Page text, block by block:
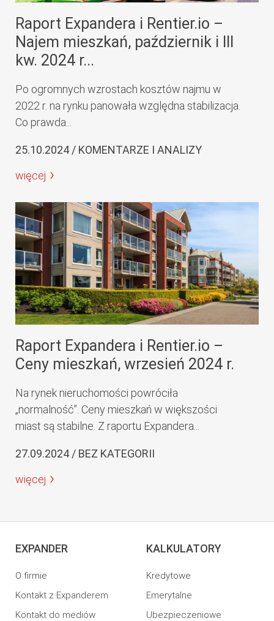
Raport Expandera i Rentier.io –
Najem mieszkań, październik i III
kw. 2024 r...
Po ogromnych wzrostach kosztów najmu w
2022 r. na rynku panowała względna stabilizacja.
Co prawda...
25.10.2024 / KOMENTARZE I ANALIZY
więcej
Raport Expandera i Rentier.io –
Ceny mieszkań, wrzesień 2024 r.
Na rynek nieruchomości powróciła
„normalność”. Ceny mieszkań w większości
miast są stabilne. Z raportu Expandera...
27.09.2024 / BEZ KATEGORII
więcej
EXPANDER
O firmie
Kontakt z Expanderem
Kontakt do mediów
KALKULATORY
Kredytowe
Emerytalne
Ubezpieczeniowe